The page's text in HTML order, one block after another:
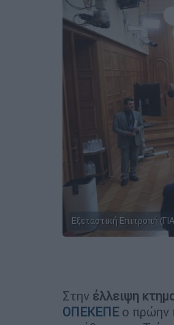
Εξεταστική Επιτροπή
Στην έλλειψη
ΟΠΕΚΕΠΕ ο πρώην